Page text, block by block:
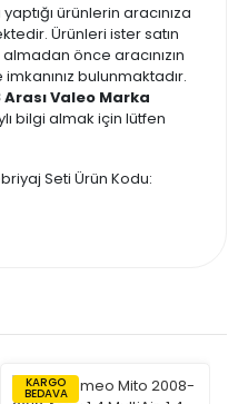
ürünlerin aracınıza
Ürünleri ister satın
önce aracınızın
bulunmaktadır.
Valeo Marka
bilgi almak için lütfen
Seti Ürün Kodu:
KARGO
BEDAVA